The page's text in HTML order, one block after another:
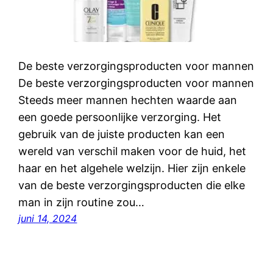
De beste verzorgingsproducten voor mannen
De beste verzorgingsproducten voor mannen
Steeds meer mannen hechten waarde aan
een goede persoonlijke verzorging. Het
gebruik van de juiste producten kan een
wereld van verschil maken voor de huid, het
haar en het algehele welzijn. Hier zijn enkele
van de beste verzorgingsproducten die elke
man in zijn routine zou…
juni 14, 2024